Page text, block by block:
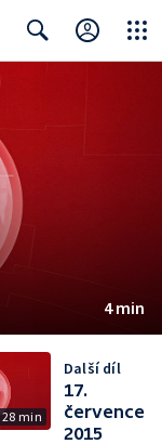
4 min
28 min
Další díl
17.
července
2015